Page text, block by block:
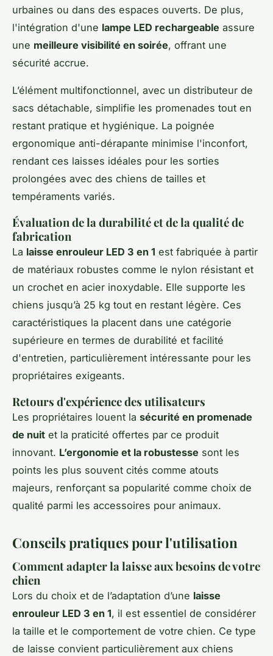
urbaines ou dans des espaces ouverts. De plus,
l'intégration d'une lampe LED rechargeable assure
une meilleure visibilité en soirée, offrant une
sécurité accrue.
L’élément multifonctionnel, avec un distributeur de
sacs détachable, simplifie les promenades tout en
restant pratique et hygiénique. La poignée
ergonomique anti-dérapante minimise l'inconfort,
rendant ces laisses idéales pour les sorties
prolongées avec des chiens de tailles et
tempéraments variés.
Évaluation de la durabilité et de la qualité de
fabrication
La laisse enrouleur LED 3 en 1 est fabriquée à partir
de matériaux robustes comme le nylon résistant et
un crochet en acier inoxydable. Elle supporte les
chiens jusqu’à 25 kg tout en restant légère. Ces
caractéristiques la placent dans une catégorie
supérieure en termes de durabilité et facilité
d'entretien, particulièrement intéressante pour les
propriétaires exigeants.
Retours d'expérience des utilisateurs
Les propriétaires louent la sécurité en promenade
de nuit et la praticité offertes par ce produit
innovant. L’ergonomie et la robustesse sont les
points les plus souvent cités comme atouts
majeurs, renforçant sa popularité comme choix de
qualité parmi les accessoires pour animaux.
Conseils pratiques pour l'utilisation
Comment adapter la laisse aux besoins de votre
chien
Lors du choix et de l’adaptation d’une laisse
enrouleur LED 3 en 1, il est essentiel de considérer
la taille et le comportement de votre chien. Ce type
de laisse convient particulièrement aux chiens